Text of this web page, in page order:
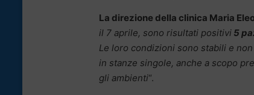
La direzione della clinica Maria
il 7 aprile, sono risultati positivi 5
Le loro condizioni sono stabili e
in stanze singole, anche a scopo
gli ambienti“.